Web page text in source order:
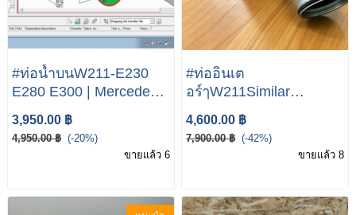
#ท่อน้ำบนW211-E230
E280 E300 | Mercedes-
E230 E280 E300
3,950.00 ฿
4,950.00 ฿ (-20%)
ขายแล้ว 6
#ท่ออินเต
อร์ๅW211Similar
Intake Hose
A2115282982 OEM
4,600.00 ฿
7,900.00 ฿ (-42%)
ขายแล้ว 8